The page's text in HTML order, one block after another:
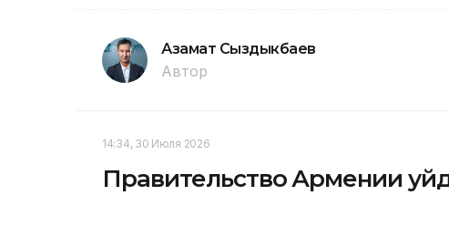
Азамат Сыздыкбаев
Автор
14:34, 30 Июля 2026
Правительство Армении